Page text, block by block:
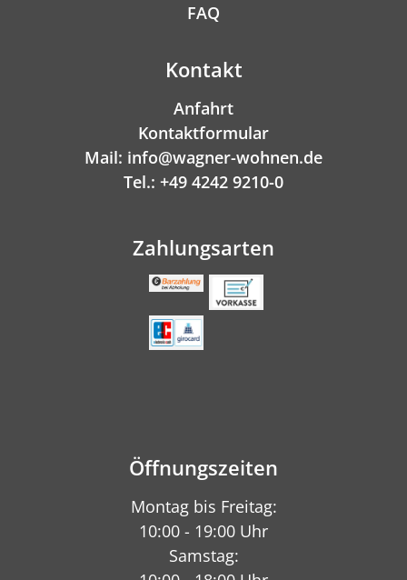
FAQ
Kontakt
Anfahrt
Kontaktformular
Mail: info@wagner-wohnen.de
Tel.: +49 4242 9210-0
Zahlungsarten
Öffnungszeiten
Montag bis Freitag:
10:00 - 19:00 Uhr
Samstag: